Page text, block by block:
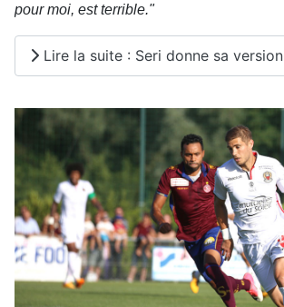
pour moi, est terrible."
Lire la suite : Seri donne sa version